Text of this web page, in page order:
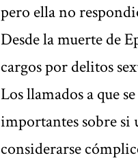
pero ella no
Desde la muerte de
cargos por delitos
Los llamados a que
importantes sobre si
considerarse